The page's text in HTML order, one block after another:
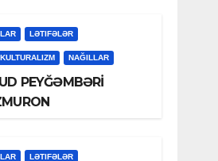
LƏTIFƏLƏR
NAĞILLAR
PEYĞƏMBƏRİ
LƏTIFƏLƏR